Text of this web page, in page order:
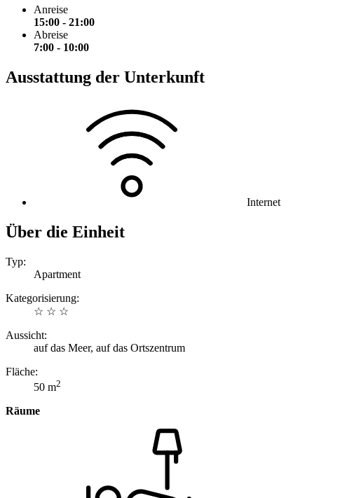
Anreise
15:00 - 21:00
Abreise
7:00 - 10:00
Ausstattung der Unterkunft
Internet
Über die Einheit
Typ:
Apartment
Kategorisierung:
☆ ☆ ☆
Aussicht:
auf das Meer, auf das Ortszentrum
Fläche:
50 m2
Räume